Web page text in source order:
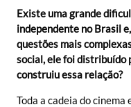
Existe uma grande
independente no Brasil
questões mais
social, ele foi distribuído
construiu essa relação?
Toda a cadeia do cinema